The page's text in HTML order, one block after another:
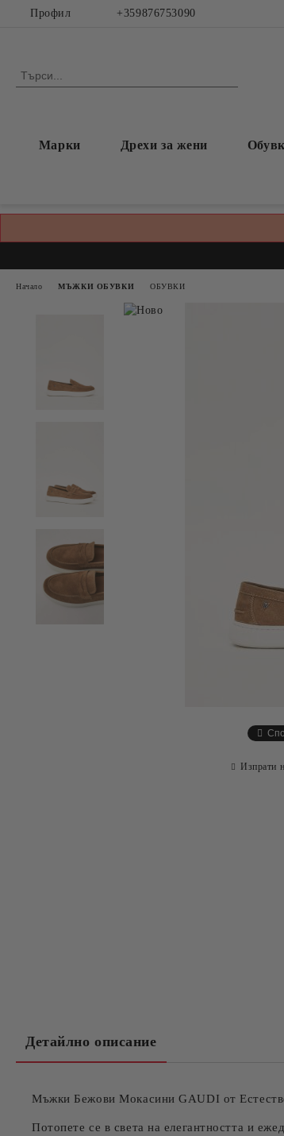
Профил +359876753090
Марки Дрехи за жени
Начало МЪЖКИ ОБУВКИ ОБУВКИ
Изпрати
Детайлно описание
Мъжки Бежови Мокасини GAUDI от
Потопете се в света на елегантността и